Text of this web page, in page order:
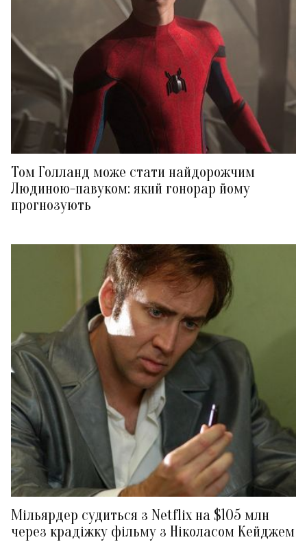
Том Голланд може стати найдорожчим
Людиною-павуком: який гонорар йому
прогнозують
Мільярдер судиться з Netflix на $105 млн
через крадіжку фільму з Ніколасом Кейджем